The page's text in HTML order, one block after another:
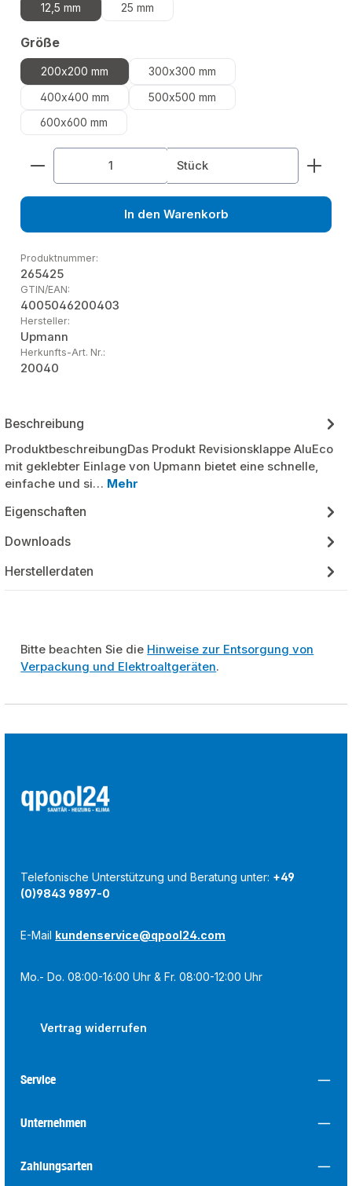
12,5 mm 25 mm
Größeauswählen
200x200 mm
300x300 mm
400x400 mm
500x500 mm
600x600 mm
Produkt Anzahl: Gib den gewünschten Wert
Stück
In den Warenkorb
Produktnummer:
265425
GTIN/EAN:
4005046200403
Hersteller:
Upmann
Herkunfts-Art. Nr.:
20040
Beschreibung
ProduktbeschreibungDas Produkt Revisionsklappe AluEco
mit geklebter Einlage von Upmann bietet eine schnelle,
einfache und si… Mehr
Eigenschaften
Downloads
Herstellerdaten
Bitte beachten Sie die Hinweise zur Entsorgung von
Verpackung und Elektroaltgeräten.
Telefonische Unterstützung und Beratung unter: +49
(0)9843 9897-0
E-Mail kundenservice@qpool24.com
Mo.- Do. 08:00-16:00 Uhr & Fr. 08:00-12:00 Uhr
Vertrag widerrufen
Service
Unternehmen
Zahlungsarten